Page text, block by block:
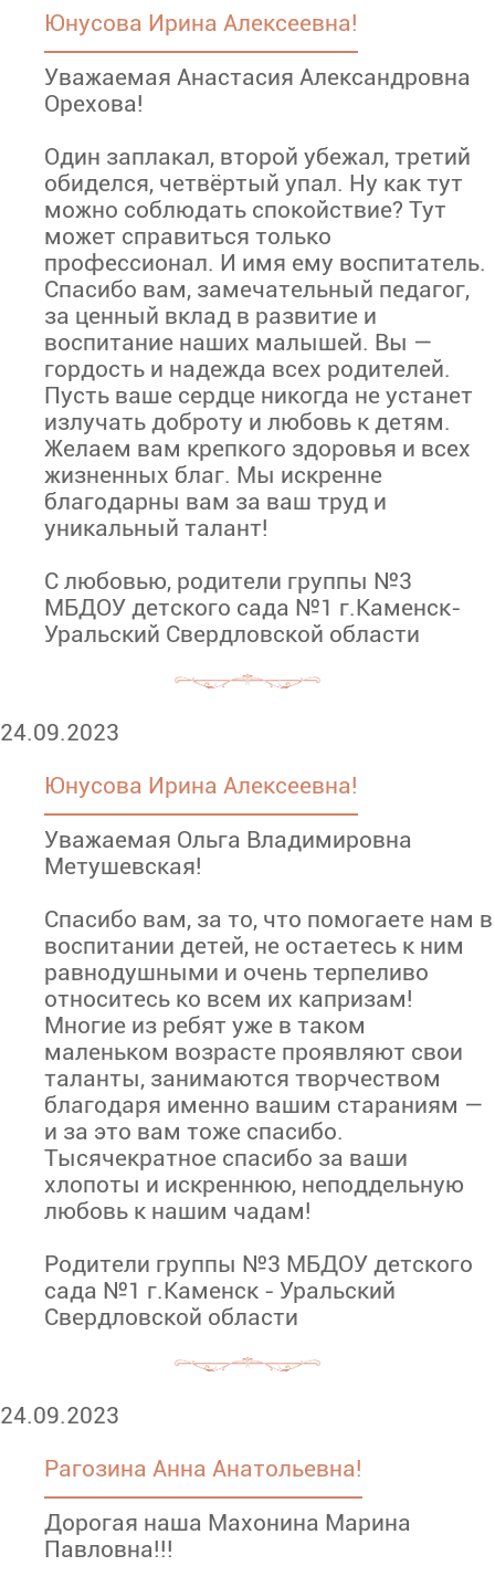
Юнусова Ирина Алексеевна!
Уважаемая Анастасия Александровна
Орехова!
Один заплакал, второй убежал, третий
обиделся, четвёртый упал. Ну как тут
можно соблюдать спокойствие? Тут
может справиться только
профессионал. И имя ему воспитатель.
Спасибо вам, замечательный педагог,
за ценный вклад в развитие и
воспитание наших малышей. Вы —
гордость и надежда всех родителей.
Пусть ваше сердце никогда не устанет
излучать доброту и любовь к детям.
Желаем вам крепкого здоровья и всех
жизненных благ. Мы искренне
благодарны вам за ваш труд и
уникальный талант!
С любовью, родители группы №3
МБДОУ детского сада №1 г.Каменск-
Уральский Свердловской области
24.09.2023
Юнусова Ирина Алексеевна!
Уважаемая Ольга Владимировна
Метушевская!
Спасибо вам, за то, что помогаете нам в
воспитании детей, не остаетесь к ним
равнодушными и очень терпеливо
относитесь ко всем их капризам!
Многие из ребят уже в таком
маленьком возрасте проявляют свои
таланты, занимаются творчеством
благодаря именно вашим стараниям —
и за это вам тоже спасибо.
Тысячекратное спасибо за ваши
хлопоты и искреннюю, неподдельную
любовь к нашим чадам!
Родители группы №3 МБДОУ детского
сада №1 г.Каменск - Уральский
Свердловской области
24.09.2023
Рагозина Анна Анатольевна!
Дорогая наша Махонина Марина
Павловна!!!